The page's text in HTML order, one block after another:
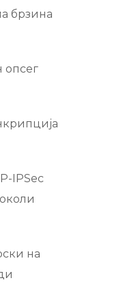
брзина
опсег
IPSec
на